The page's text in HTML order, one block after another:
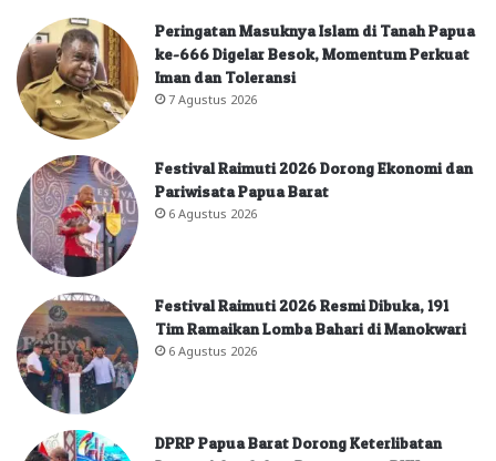
Peringatan Masuknya Islam di Tanah Papua
ke-666 Digelar Besok, Momentum Perkuat
Iman dan Toleransi
7 Agustus 2026
Festival Raimuti 2026 Dorong Ekonomi dan
Pariwisata Papua Barat
6 Agustus 2026
Festival Raimuti 2026 Resmi Dibuka, 191
Tim Ramaikan Lomba Bahari di Manokwari
6 Agustus 2026
DPRP Papua Barat Dorong Keterlibatan